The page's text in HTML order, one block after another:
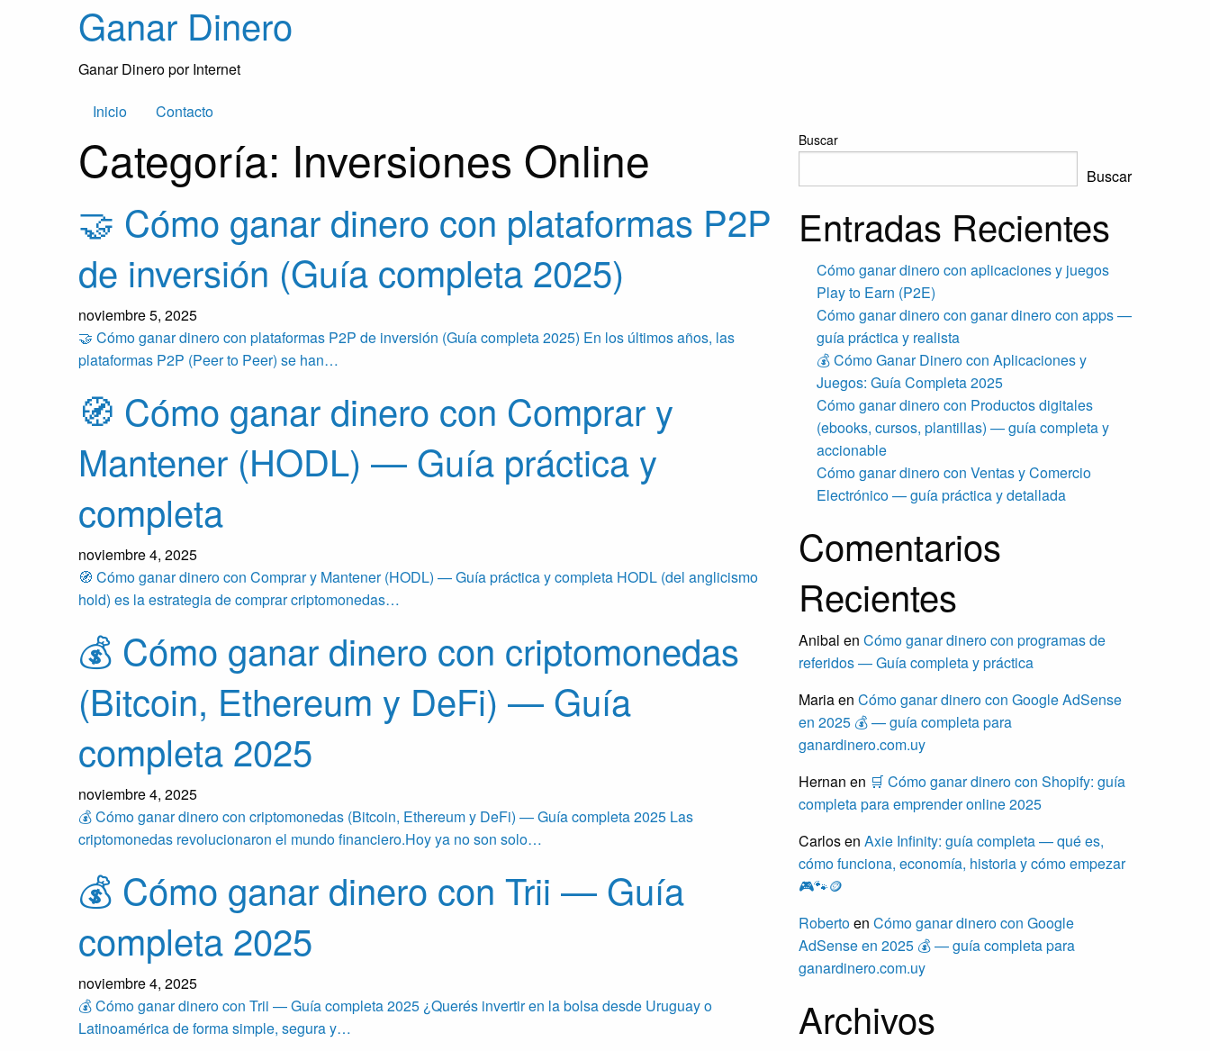
Ganar Dinero
Ganar Dinero por Internet
Inicio Contacto
Categoría: Inversiones Online
🤝 Cómo ganar dinero con plataformas P2P
de inversión (Guía completa 2025)
noviembre 5, 2025
🤝 Cómo ganar dinero con plataformas P2P de inversión (Guía completa 2025) En los últimos años, las
plataformas P2P (Peer to Peer) se han…
🧭 Cómo ganar dinero con Comprar y
Mantener (HODL) — Guía práctica y
completa
noviembre 4, 2025
🧭 Cómo ganar dinero con Comprar y Mantener (HODL) — Guía práctica y completa HODL (del anglicismo
hold) es la estrategia de comprar criptomonedas…
💰 Cómo ganar dinero con criptomonedas
(Bitcoin, Ethereum y DeFi) — Guía
completa 2025
noviembre 4, 2025
💰 Cómo ganar dinero con criptomonedas (Bitcoin, Ethereum y DeFi) — Guía completa 2025 Las
criptomonedas revolucionaron el mundo financiero.Hoy ya no son solo…
💰 Cómo ganar dinero con Trii — Guía
completa 2025
noviembre 4, 2025
💰 Cómo ganar dinero con Trii — Guía completa 2025 ¿Querés invertir en la bolsa desde Uruguay o
Latinoamérica de forma simple, segura y…
Buscar
Buscar
Entradas Recientes
Cómo ganar dinero con aplicaciones y juegos
Play to Earn (P2E)
Cómo ganar dinero con ganar dinero con apps —
guía práctica y realista
💰 Cómo Ganar Dinero con Aplicaciones y
Juegos: Guía Completa 2025
Cómo ganar dinero con Productos digitales
(ebooks, cursos, plantillas) — guía completa y
accionable
Cómo ganar dinero con Ventas y Comercio
Electrónico — guía práctica y detallada
Comentarios
Recientes
Anibal en Cómo ganar dinero con programas de
referidos — Guía completa y práctica
Mariaen Cómo ganar dinero con Google AdSense
en 2025 💰 — guía completa para
ganardinero.com.uy
Hernan en 🛒 Cómo ganar dinero con Shopify: guía
completa para emprender online 2025
Carlosen Axie Infinity: guía completa — qué es,
cómo funciona, economía, historia y cómo empezar
🎮🐾🪙
Robertoen Cómo ganar dinero con Google
AdSense en 2025 💰 — guía completa para
ganardinero.com.uy
Archivos